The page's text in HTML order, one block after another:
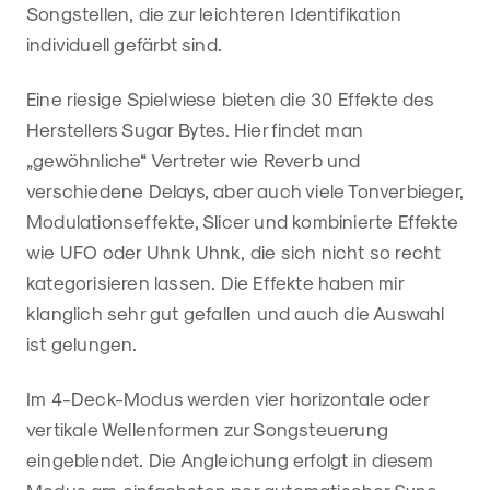
Songstellen, die zur leichteren Identifikation
individuell gefärbt sind.
Eine riesige Spielwiese bieten die 30 Effekte des
Herstellers Sugar Bytes. Hier findet man
„gewöhnliche“ Vertreter wie Reverb und
verschiedene Delays, aber auch viele Tonverbieger,
Modulationseffekte, Slicer und kombinierte Effekte
wie UFO oder Uhnk Uhnk, die sich nicht so recht
kategorisieren lassen. Die Effekte haben mir
klanglich sehr gut gefallen und auch die Auswahl
ist gelungen.
Im 4-Deck-Modus werden vier horizontale oder
vertikale Wellenformen zur Songsteuerung
eingeblendet. Die Angleichung erfolgt in diesem